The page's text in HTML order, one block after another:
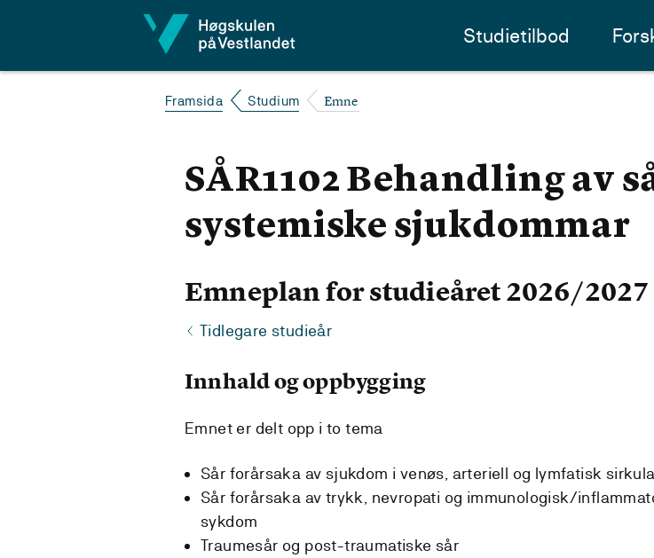
Studietilbod
Framsida Studium Emne
SÅR1102 Behandling av
systemiske sjukdommar
Emneplan for studieåret 2026/2027
Tidlegare studieår
Innhald og oppbygging
Emnet er delt opp i to tema
Sår forårsaka av sjukdom i venøs, arteriell og lymfatisk
Sår forårsaka av trykk, nevropati og immunologisk/
sykdom
Traumesår og post-traumatiske sår